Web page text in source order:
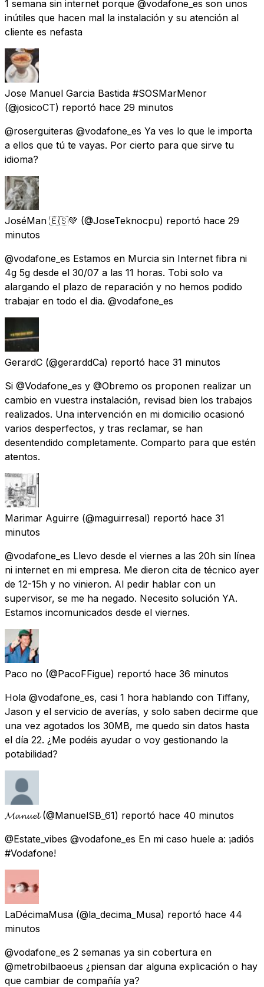
1 semana sin internet porque @vodafone_es son unos
inútiles que hacen mal la instalación y su atención al
cliente es nefasta
Jose Manuel Garcia Bastida #SOSMarMenor
(@josicoCT) reportó hace 29 minutos
@roserguiteras @vodafone_es Ya ves lo que le importa
a ellos que tú te vayas. Por cierto para que sirve tu
idioma?
JoséMan 🇪🇸💚 (@JoseTeknocpu) reportó hace 29
minutos
@vodafone_es Estamos en Murcia sin Internet fibra ni
4g 5g desde el 30/07 a las 11 horas. Tobi solo va
alargando el plazo de reparación y no hemos podido
trabajar en todo el dia. @vodafone_es
GerardC (@gerarddCa) reportó hace 31 minutos
Si @Vodafone_es y @Obremo os proponen realizar un
cambio en vuestra instalación, revisad bien los trabajos
realizados. Una intervención en mi domicilio ocasionó
varios desperfectos, y tras reclamar, se han
desentendido completamente. Comparto para que estén
atentos.
Marimar Aguirre (@maguirresal) reportó hace 31
minutos
@vodafone_es Llevo desde el viernes a las 20h sin línea
ni internet en mi empresa. Me dieron cita de técnico ayer
de 12-15h y no vinieron. Al pedir hablar con un
supervisor, se me ha negado. Necesito solución YA.
Estamos incomunicados desde el viernes.
Paco no (@PacoFFigue) reportó hace 36 minutos
Hola @vodafone_es, casi 1 hora hablando con Tiffany,
Jason y el servicio de averías, y solo saben decirme que
una vez agotados los 30MB, me quedo sin datos hasta
el día 22. ¿Me podéis ayudar o voy gestionando la
potabilidad?
𝓜𝓪𝓷𝓾𝓮𝓵 (@ManuelSB_61) reportó hace 40 minutos
@Estate_vibes @vodafone_es En mi caso huele a: ¡adiós
#Vodafone!
LaDécimaMusa (@la_decima_Musa) reportó hace 44
minutos
@vodafone_es 2 semanas ya sin cobertura en
@metrobilbaoeus ¿piensan dar alguna explicación o hay
que cambiar de compañía ya?